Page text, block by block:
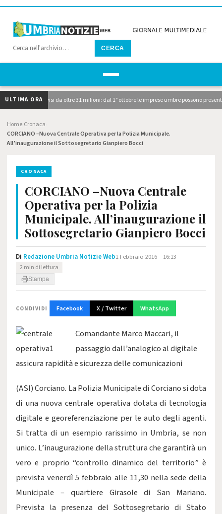
CERCA
ULTIMA ORA
i due avvisi da oltre 31 milioni: dal 1° ottobre le imprese umbre possono
Home Cronaca
CORCIANO –Nuova Centrale Operativa per la Polizia Municipale.
All’inaugurazione il Sottosegretario Gianpiero Bocci
CRONACA
CORCIANO –Nuova Centrale
Operativa per la Polizia
Municipale. All’inaugurazione il
Sottosegretario Gianpiero Bocci
Di Redazione Umbria Notizie Web1 Febbraio 2016 – 16:13
2 min di lettura
Stampa
CONDIVIDI Facebook X / Twitter WhatsApp
Comandante Marco Maccari, il
passaggio dall’analogico al digitale
assicura rapidità e sicurezza delle comunicazioni
(ASI) Corciano. La Polizia Municipale di Corciano si dota
di una nuova centrale operativa dotata di tecnologia
digitale e georeferenziazione per le auto degli agenti.
Si tratta di un esempio rarissimo in Umbria, se non
unico. L’inaugurazione della struttura che garantirà un
vero e proprio “controllo dinamico del territorio” è
prevista venerdì 5 febbraio alle 11,30 nella sede della
Municipale – quartiere Girasole di San Mariano.
Prevista la presenza del Sottosegretario di Stato